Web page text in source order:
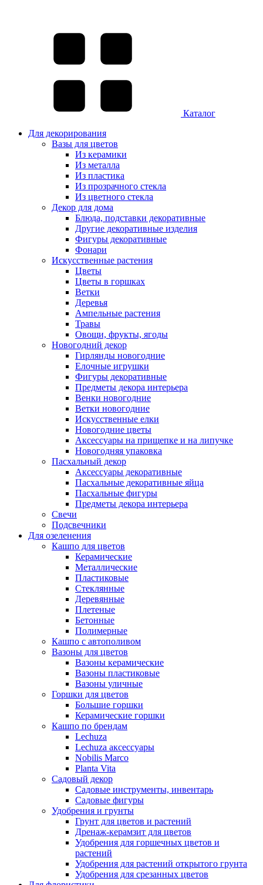
Каталог
Для декорирования
Вазы для цветов
Из керамики
Из металла
Из пластика
Из прозрачного стекла
Из цветного стекла
Декор для дома
Блюда, подставки декоративные
Другие декоративные изделия
Фигуры декоративные
Фонари
Искусственные растения
Цветы
Цветы в горшках
Ветки
Деревья
Ампельные растения
Травы
Овощи, фрукты, ягоды
Новогодний декор
Гирлянды новогодние
Елочные игрушки
Фигуры декоративные
Предметы декора интерьера
Венки новогодние
Ветки новогодние
Искусственные елки
Новогодние цветы
Аксессуары на прищепке и на липучке
Новогодняя упаковка
Пасхальный декор
Аксессуары декоративные
Пасхальные декоративные яйца
Пасхальные фигуры
Предметы декора интерьера
Свечи
Подсвечники
Для озеленения
Кашпо для цветов
Керамические
Металлические
Пластиковые
Стеклянные
Деревянные
Плетеные
Бетонные
Полимерные
Кашпо с автополивом
Вазоны для цветов
Вазоны керамические
Вазоны пластиковые
Вазоны уличные
Горшки для цветов
Большие горшки
Керамические горшки
Кашпо по брендам
Lechuza
Lechuza аксессуары
Nobilis Marco
Planta Vita
Садовый декор
Садовые инструменты, инвентарь
Садовые фигуры
Удобрения и грунты
Грунт для цветов и растений
Дренаж-керамзит для цветов
Удобрения для горшечных цветов и
растений
Удобрения для растений открытого грунта
Удобрения для срезанных цветов